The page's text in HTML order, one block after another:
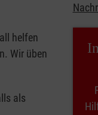
helfen
Wir üben
als